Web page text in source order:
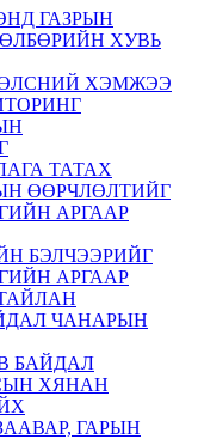
ГАЗРЫН
ХУВЬ
ХЭМЖЭЭ
ТАТАХ
ӨӨРЧЛӨЛТИЙГ
АРГААР
БЭЛЧЭЭРИЙГ
АРГААР
ЧАНАРЫН
БАЙДАЛ
ХЯНАН
ГАРЫН